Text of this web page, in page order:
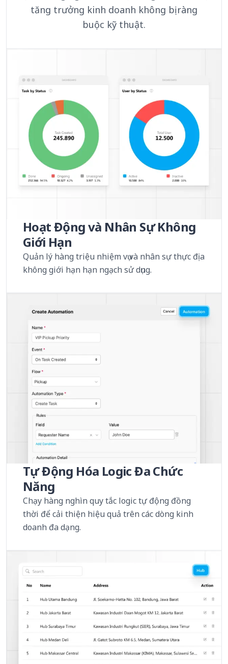
tăng trưởng kinh doanh không bị ràng
buộc kỹ thuật.
Hoạt Động và Nhân Sự Không
Giới Hạn
Quản lý hàng triệu nhiệm vụ và nhân sự thực địa
không giới hạn hạn ngạch sử dụng.
Tự Động Hóa Logic Đa Chức
Năng
Chạy hàng nghìn quy tắc logic tự động đồng
thời để cải thiện hiệu quả trên các dòng kinh
doanh đa dạng.